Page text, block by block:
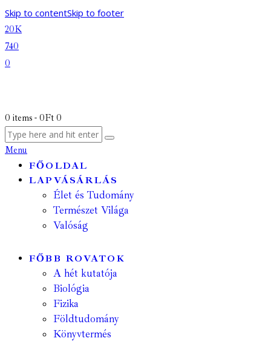
Skip to contentSkip to footer
20K
740
0
0 items - 0Ft 0
Menu
FŐOLDAL
LAPVÁSÁRLÁS
Élet és Tudomány
Természet Világa
Valóság
FŐBB ROVATOK
A hét kutatója
Biológia
Fizika
Földtudomány
Könyvtermés